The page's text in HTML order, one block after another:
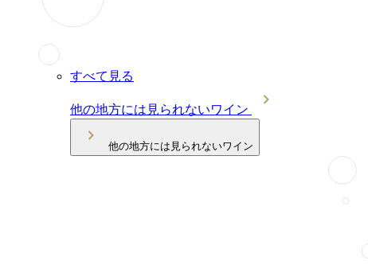
すべて見る
他の地方には見られないワイン
他の地方には見られないワイン